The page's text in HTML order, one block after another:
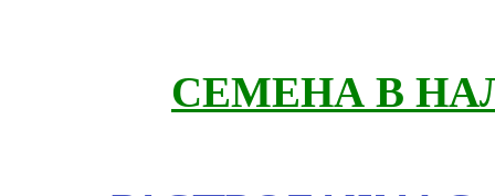
СЕМЕНА В